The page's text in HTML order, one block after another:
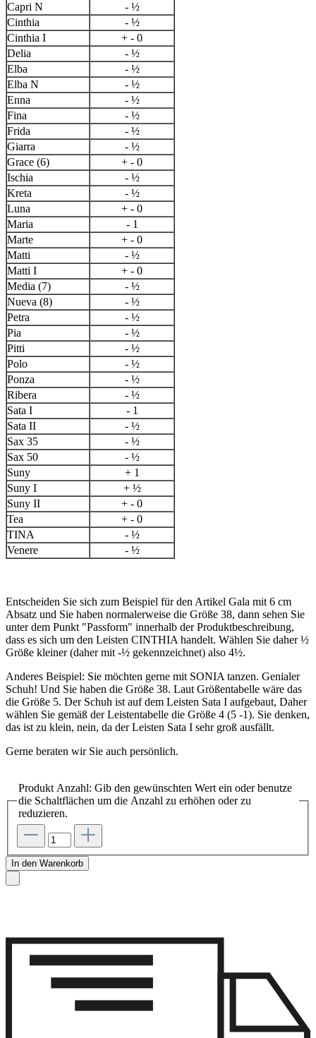
Capri N
- ½
Cinthia
- ½
Cinthia I
+ - 0
Delia
- ½
Elba
- ½
Elba N
- ½
Enna
- ½
Fina
- ½
Frida
- ½
Giarra
- ½
Grace (6)
+ - 0
Ischia
- ½
Kreta
- ½
Luna
+ - 0
Maria
- 1
Marte
+ - 0
Matti
- ½
Matti I
+ - 0
Media (7)
- ½
Nueva (8)
- ½
Petra
- ½
Pia
- ½
Pitti
- ½
Polo
- ½
Ponza
- ½
Ribera
- ½
Sata I
- 1
Sata II
- ½
Sax 35
- ½
Sax 50
- ½
Suny
+ 1
Suny I
+ ½
Suny II
+ - 0
Tea
+ - 0
TINA
- ½
Venere
- ½
Entscheiden Sie sich zum Beispiel für den Artikel Gala mit 6 cm
Absatz und Sie haben normalerweise die Größe 38, dann sehen Sie
unter dem Punkt "Passform" innerhalb der Produktbeschreibung,
dass es sich um den Leisten CINTHIA handelt. Wählen Sie daher ½
Größe kleiner (daher mit -½ gekennzeichnet) also 4½.
Anderes Beispiel: Sie möchten gerne mit SONIA tanzen. Genialer
Schuh! Und Sie haben die Größe 38. Laut Größentabelle wäre das
die Größe 5. Der Schuh ist auf dem Leisten Sata I aufgebaut, Daher
wählen Sie gemäß der Leistentabelle die Größe 4 (5 -1). Sie denken,
das ist zu klein, nein, da der Leisten Sata I sehr groß ausfällt.
Gerne beraten wir Sie auch persönlich.
Produkt Anzahl: Gib den gewünschten Wert ein oder benutze
die Schaltflächen um die Anzahl zu erhöhen oder zu
reduzieren.
In den Warenkorb